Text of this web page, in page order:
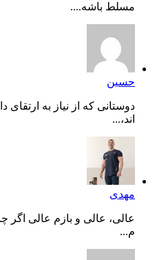
مسلط باشه....
حسین
دوستانی که از نیاز به
اند،...
مهدی
عالی، عالی و بازم عالی اگر
م...